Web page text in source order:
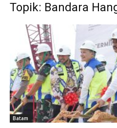
Topik: Bandara
Batam